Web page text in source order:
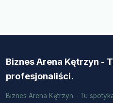
Biznes Arena Kętrzyn -
profesjonaliści.
Biznes Arena Kętrzyn - Tu